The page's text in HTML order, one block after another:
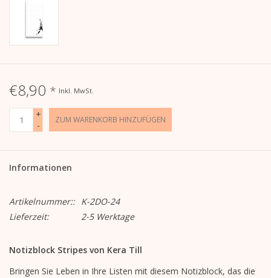
Kera Till X THERESIENTHAL
€8,90 * Inkl. MwSt.
+
-
ZUM WARENKORB HINZUFÜGEN
Informationen
Artikelnummer:: K-2DO-24
Lieferzeit:
2-5 Werktage
Notizblock Stripes von Kera Till
Bringen Sie Leben in Ihre Listen mit diesem Notizblock, das die